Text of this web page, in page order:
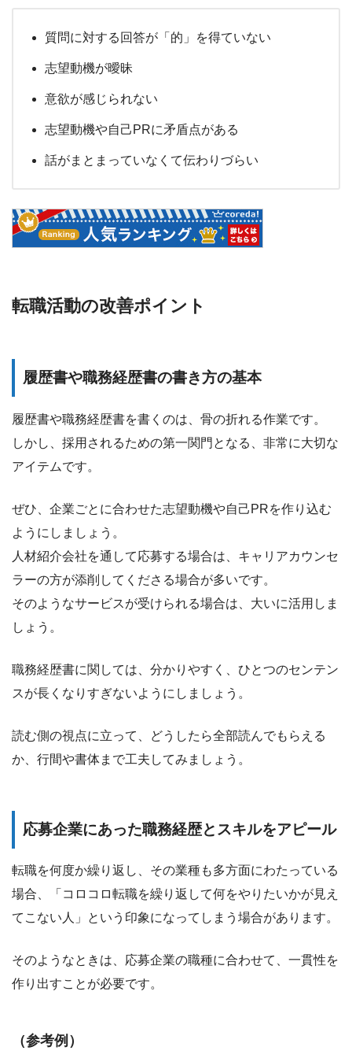
質問に対する回答が「的」を得ていない
志望動機が曖昧
意欲が感じられない
志望動機や自己PRに矛盾点がある
話がまとまっていなくて伝わりづらい
転職活動の改善ポイント
履歴書や職務経歴書の書き方の基本
履歴書や職務経歴書を書くのは、骨の折れる作業です。
しかし、採用されるための第一関門となる、非常に大切な
アイテムです。
ぜひ、企業ごとに合わせた志望動機や自己PRを作り込む
ようにしましょう。
人材紹介会社を通して応募する場合は、キャリアカウンセ
ラーの方が添削してくださる場合が多いです。
そのようなサービスが受けられる場合は、大いに活用しま
しょう。
職務経歴書に関しては、分かりやすく、ひとつのセンテン
スが長くなりすぎないようにしましょう。
読む側の視点に立って、どうしたら全部読んでもらえる
か、行間や書体まで工夫してみましょう。
応募企業にあった職務経歴とスキルをアピール
転職を何度か繰り返し、その業種も多方面にわたっている
場合、「コロコロ転職を繰り返して何をやりたいかが見え
てこない人」という印象になってしまう場合があります。
そのようなときは、応募企業の職種に合わせて、一貫性を
作り出すことが必要です。
（参考例）